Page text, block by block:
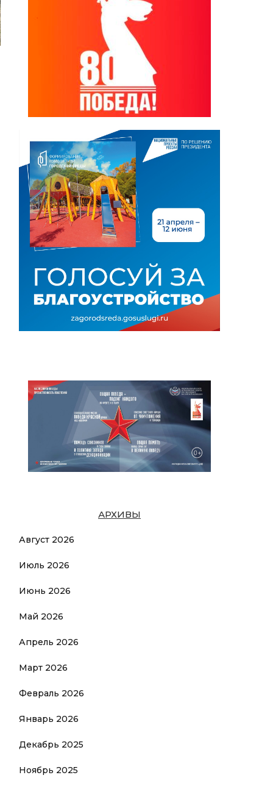
АРХИВЫ
Август 2026
Июль 2026
Июнь 2026
Май 2026
Апрель 2026
Март 2026
Февраль 2026
Январь 2026
Декабрь 2025
Ноябрь 2025